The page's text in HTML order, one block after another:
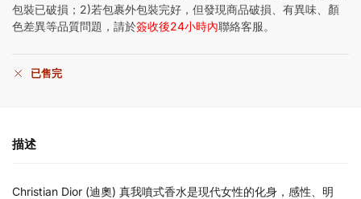
包裝已破損；2)若包裹外包裝完好，但發現商品破損、有異味、顏
色差異等品質問題，請於簽收後24小時內聯絡客服。
已售完
描述
Christian Dior (迪奧) 真我噴式香水是現代女性的化身，感性、明